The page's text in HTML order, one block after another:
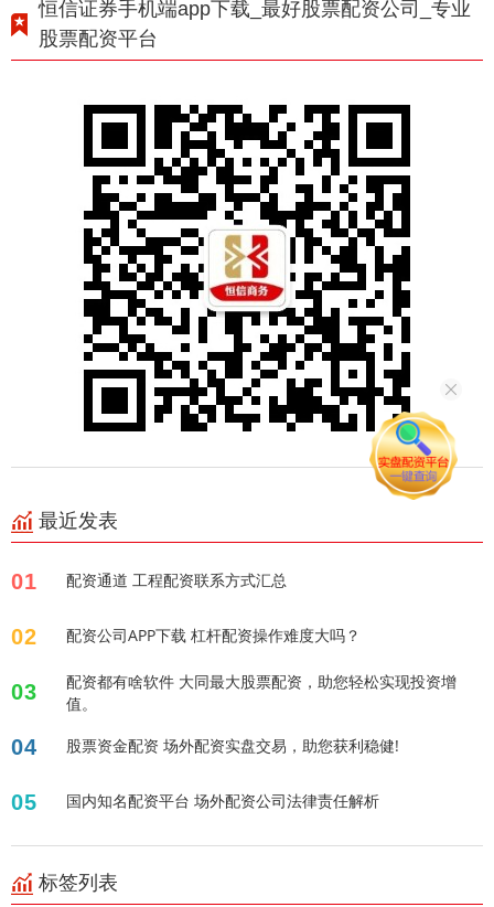
恒信证券手机端app下载_最好股票配资公司_专业
股票配资平台
最近发表
01 配资通道 工程配资联系方式汇总
02 配资公司APP下载 杠杆配资操作难度大吗？
03
配资都有啥软件 大同最大股票配资，助您轻松实现投资增
值。
04 股票资金配资 场外配资实盘交易，助您获利稳健!
05 国内知名配资平台 场外配资公司法律责任解析
标签列表